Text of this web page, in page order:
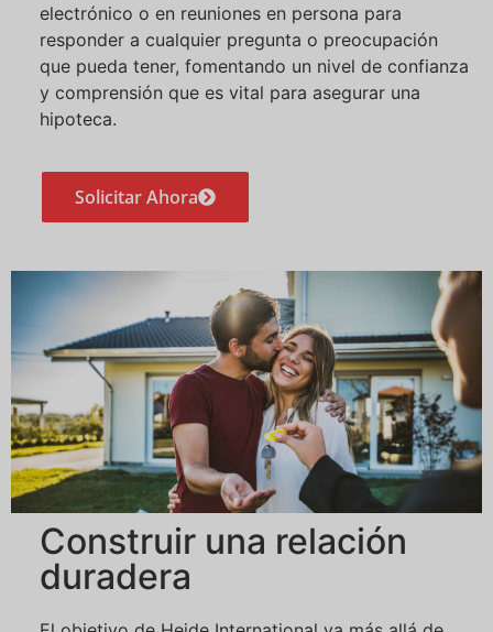
electrónico o en reuniones en persona para
responder a cualquier pregunta o preocupación
que pueda tener, fomentando un nivel de confianza
y comprensión que es vital para asegurar una
hipoteca.
Solicitar Ahora
Construir una relación
duradera